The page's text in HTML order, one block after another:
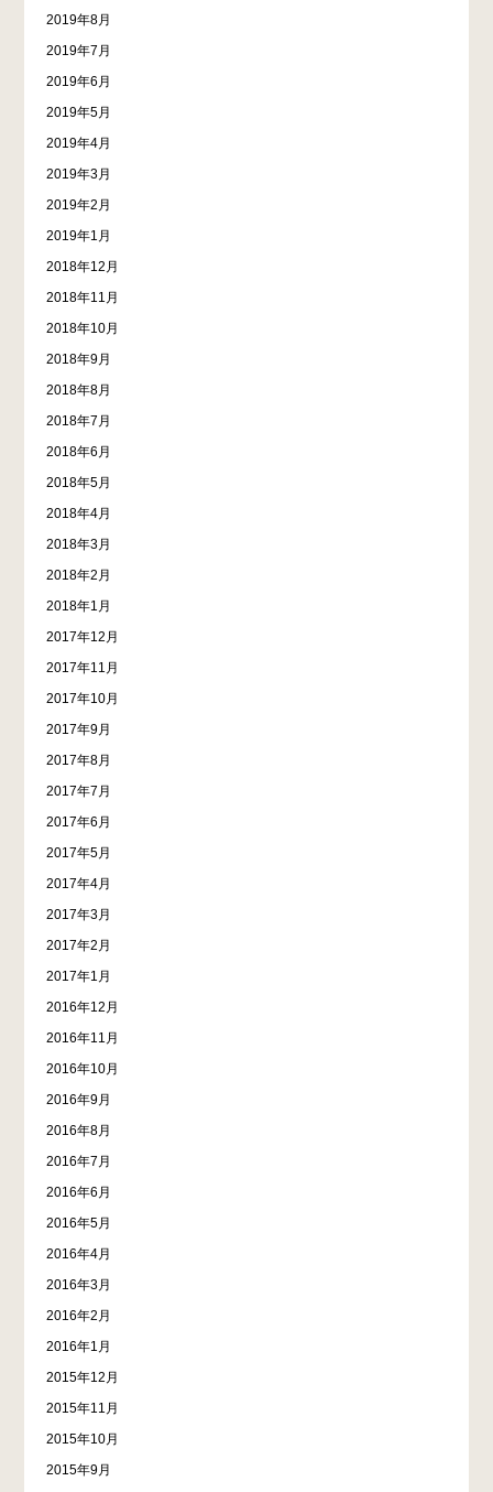
2019年8月
2019年7月
2019年6月
2019年5月
2019年4月
2019年3月
2019年2月
2019年1月
2018年12月
2018年11月
2018年10月
2018年9月
2018年8月
2018年7月
2018年6月
2018年5月
2018年4月
2018年3月
2018年2月
2018年1月
2017年12月
2017年11月
2017年10月
2017年9月
2017年8月
2017年7月
2017年6月
2017年5月
2017年4月
2017年3月
2017年2月
2017年1月
2016年12月
2016年11月
2016年10月
2016年9月
2016年8月
2016年7月
2016年6月
2016年5月
2016年4月
2016年3月
2016年2月
2016年1月
2015年12月
2015年11月
2015年10月
2015年9月